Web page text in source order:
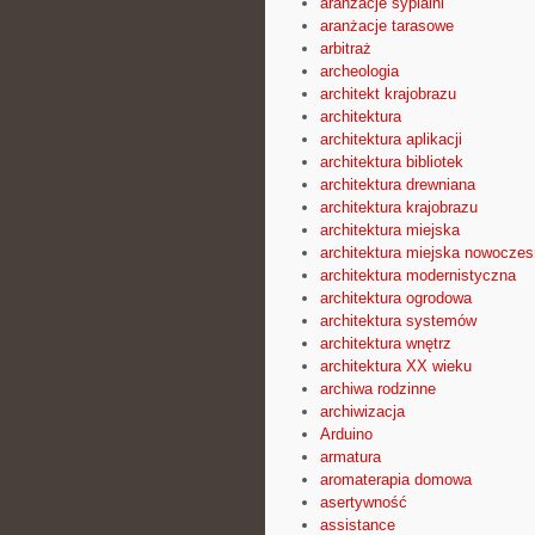
aranżacje tarasowe
arbitraż
archeologia
architekt krajobrazu
architektura
architektura aplikacji
architektura bibliotek
architektura drewniana
architektura krajobrazu
architektura miejska
architektura miejska
architektura modernistyczna
architektura ogrodowa
architektura systemów
architektura wnętrz
architektura XX wieku
archiwa rodzinne
archiwizacja
Arduino
armatura
aromaterapia domowa
asertywność
assistance